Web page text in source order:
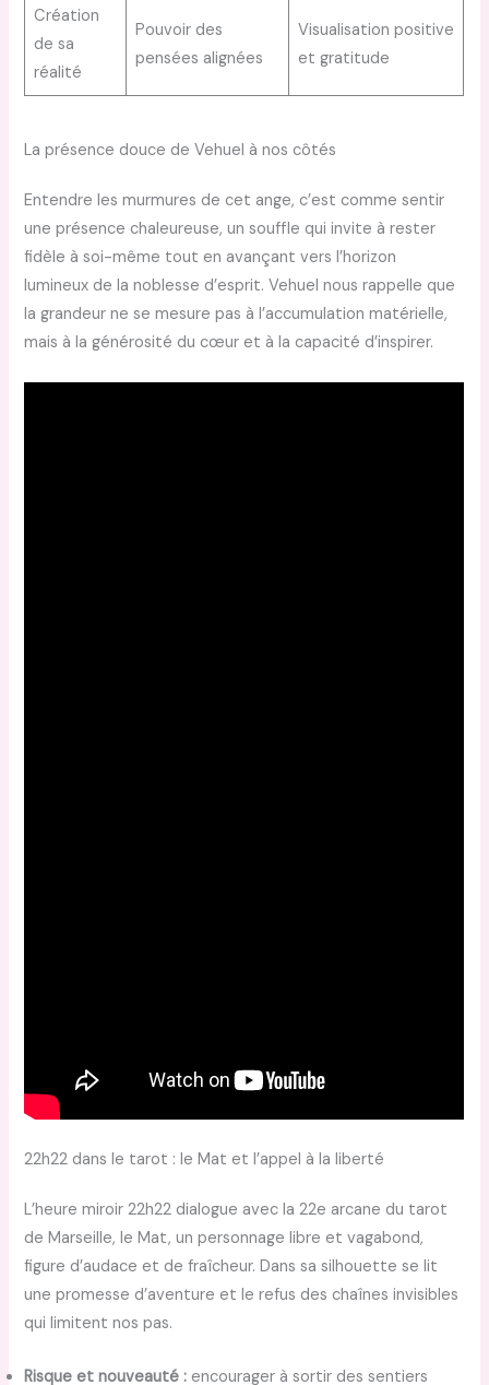
Création
de sa
réalité
Pouvoir des
pensées alignées
Visualisation positive
et gratitude
La présence douce de Vehuel à nos côtés
Entendre les murmures de cet ange, c’est comme sentir
une présence chaleureuse, un souffle qui invite à rester
fidèle à soi-même tout en avançant vers l’horizon
lumineux de la noblesse d’esprit. Vehuel nous rappelle que
la grandeur ne se mesure pas à l’accumulation matérielle,
mais à la générosité du cœur et à la capacité d’inspirer.
22h22 dans le tarot : le Mat et l’appel à la liberté
L’heure miroir 22h22 dialogue avec la 22e arcane du tarot
de Marseille, le Mat, un personnage libre et vagabond,
figure d’audace et de fraîcheur. Dans sa silhouette se lit
une promesse d’aventure et le refus des chaînes invisibles
qui limitent nos pas.
Risque et nouveauté : encourager à sortir des sentiers